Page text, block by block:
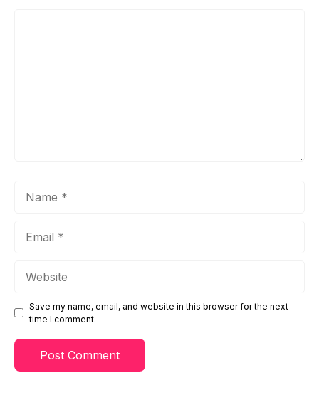
Save my name, email, and website in this browser for the next
time I comment.